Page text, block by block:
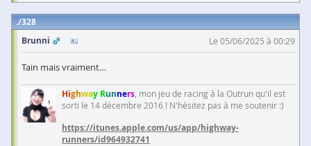
328
Brunni
Le 05/06/2025 à 00:29
Tain mais vraiment…
Highway Runners , mon jeu de racing à la Outrun qu'il est
sorti le 14 décembre 2016 ! N'hésitez pas à me soutenir :)
https://itunes.apple.com/us/app/highway-
runners/id964932741